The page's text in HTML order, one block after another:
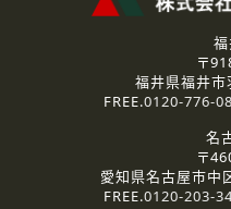
なお、ご連絡手段は、電話
2.個人情報の第三者提供
ご提供いただいた個人情報は
3.個人情報の取り扱いの委託
弊社の定める個人情報保護
人情報を委託する場合があり
〒
福井県福井
FREE.0120-776-
名
〒
愛知県名古屋市中
FREE.0120-203-